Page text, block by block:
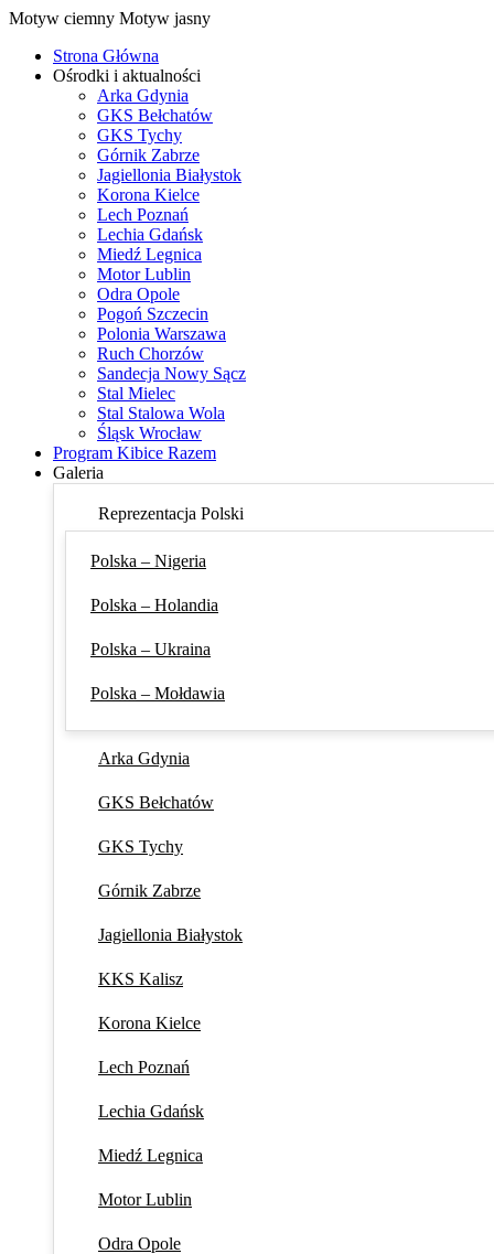
Motyw ciemny Motyw jasny
Strona Główna
Ośrodki i aktualności
Arka Gdynia
GKS Bełchatów
GKS Tychy
Górnik Zabrze
Jagiellonia Białystok
Korona Kielce
Lech Poznań
Lechia Gdańsk
Miedź Legnica
Motor Lublin
Odra Opole
Pogoń Szczecin
Polonia Warszawa
Ruch Chorzów
Sandecja Nowy Sącz
Stal Mielec
Stal Stalowa Wola
Śląsk Wrocław
Program Kibice Razem
Galeria
Reprezentacja Polski
Polska – Nigeria
Polska – Holandia
Polska – Ukraina
Polska – Mołdawia
Arka Gdynia
GKS Bełchatów
GKS Tychy
Górnik Zabrze
Jagiellonia Białystok
KKS Kalisz
Korona Kielce
Lech Poznań
Lechia Gdańsk
Miedź Legnica
Motor Lublin
Odra Opole